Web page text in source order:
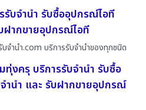
บจำนำ รับซื้ออุปกรณ์ไอที
ฝากขายอุปกรณ์ไอที
จํานํา.com บริการรับจำนำของทุกชนิด
ทุ่งครุ บริการรับจำนำ รับซื้อ
ำนำ และ รับฝากขายอุปกรณ์